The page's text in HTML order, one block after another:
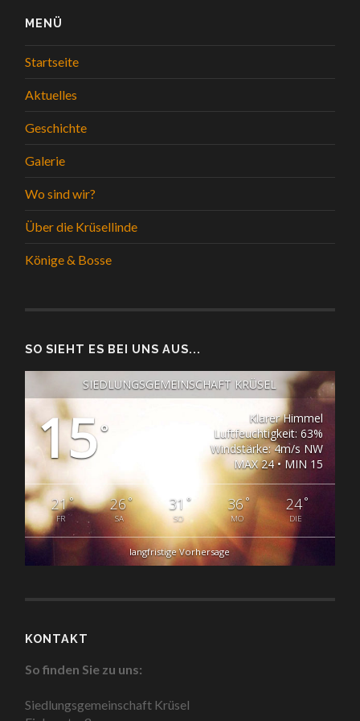
MENÜ
Startseite
Aktuelles
Geschichte
Galerie
Wo sind wir?
Über die Krüsellinde
Könige & Bosse
SO SIEHT ES BEI UNS AUS...
SIEDLUNGSGEMEINSCHAFT KRÜSEL
15°
Klarer Himmel
Luftfeuchtigkeit: 63%
Windstärke: 4m/s NW
MAX 24 • MIN 15
21°
FR
26°
SA
31 °
SO
36°
MO
24 °
DIE
langfristige Vorhersage
KONTAKT
So finden Sie zu uns:
Siedlungsgemeinschaft Krüsel